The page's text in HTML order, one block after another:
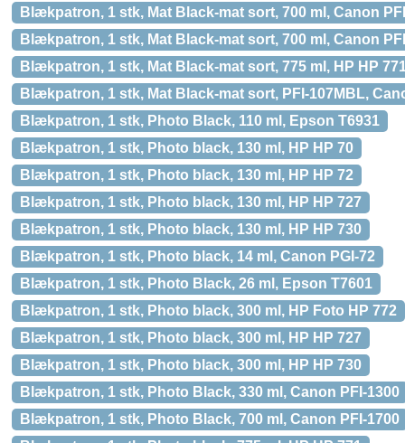
Blækpatron, 1 stk, Mat Black-mat sort, 700 ml, Canon
Blækpatron, 1 stk, Mat Black-mat sort, 700 ml, Canon
Blækpatron, 1 stk, Mat Black-mat sort, 775 ml, HP HP
Blækpatron, 1 stk, Mat Black-mat sort, PFI-107MBL,
Blækpatron, 1 stk, Photo Black, 110 ml, Epson T6931
Blækpatron, 1 stk, Photo black, 130 ml, HP HP 70
Blækpatron, 1 stk, Photo black, 130 ml, HP HP 72
Blækpatron, 1 stk, Photo black, 130 ml, HP HP 727
Blækpatron, 1 stk, Photo black, 130 ml, HP HP 730
Blækpatron, 1 stk, Photo black, 14 ml, Canon PGI-72
Blækpatron, 1 stk, Photo Black, 26 ml, Epson T7601
Blækpatron, 1 stk, Photo black, 300 ml, HP Foto HP 772
Blækpatron, 1 stk, Photo black, 300 ml, HP HP 727
Blækpatron, 1 stk, Photo black, 300 ml, HP HP 730
Blækpatron, 1 stk, Photo Black, 330 ml, Canon PFI-1300
Blækpatron, 1 stk, Photo Black, 700 ml, Canon PFI-1700